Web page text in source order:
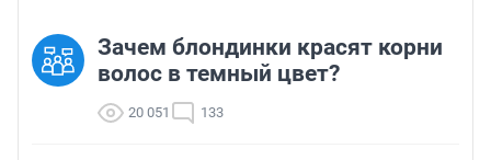
Зачем блондинки красят корни
волос в темный цвет?
20 051 133